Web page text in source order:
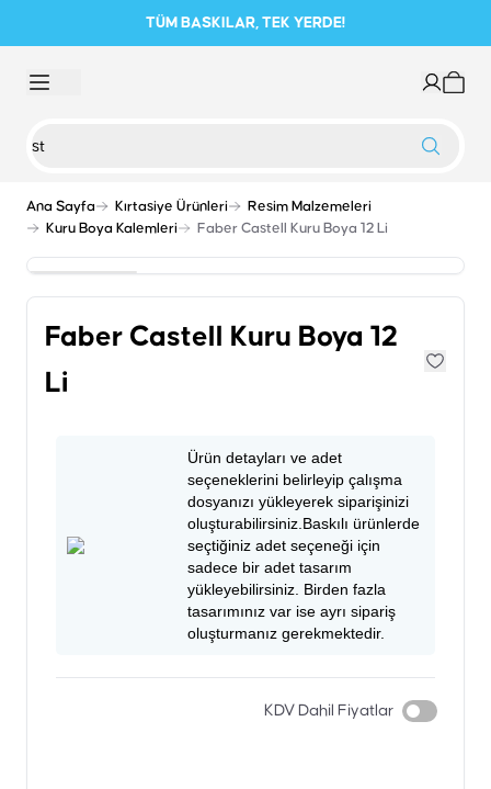
TÜM BASKILAR, TEK YERDE!
Ana Sayfa Kırtasiye Ürünleri
Resim Malzemeleri
Kuru Boya Kalemleri
Faber Castell Kuru Boya 12 Li
Faber Castell Kuru Boya 12
Li
Ürün detayları ve adet
seçeneklerini belirleyip çalışma
dosyanızı yükleyerek siparişinizi
oluşturabilirsiniz.Baskılı ürünlerde
seçtiğiniz adet seçeneği için
sadece bir adet tasarım
yükleyebilirsiniz. Birden fazla
tasarımınız var ise ayrı sipariş
oluşturmanız gerekmektedir.
KDV Dahil Fiyatlar